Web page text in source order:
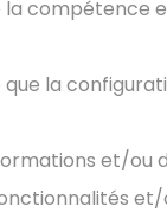
la
et/ou